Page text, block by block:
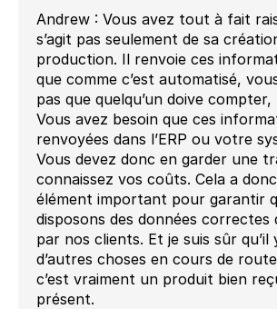
Andrew : Vous avez tout à fait
s’agit pas seulement de sa
production. Il renvoie ces
que comme c’est automatisé,
pas que quelqu’un doive compter,
Vous avez besoin que ces
renvoyées dans l’ERP ou votre
Vous devez donc en garder une
connaissez vos coûts. Cela a
élément important pour garantir
disposons des données correctes
par nos clients. Et je suis sûr qu’il
d’autres choses en cours de
c’est vraiment un produit bien
présent.